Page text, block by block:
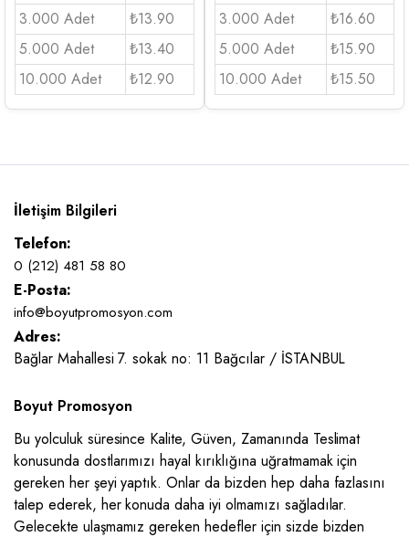
3.000 Adet
₺13.90
5.000 Adet
₺13.40
10.000 Adet
₺12.90
3.000 Adet
₺16.60
5.000 Adet
₺15.90
10.000 Adet
₺15.50
İletişim Bilgileri
Telefon:
0 (212) 481 58 80
E-Posta:
info@boyutpromosyon.com
Adres:
Bağlar Mahallesi 7. sokak no: 11 Bağcılar / İSTANBUL
Boyut Promosyon
Bu yolculuk süresince Kalite, Güven, Zamanında Teslimat
konusunda dostlarımızı hayal kırıklığına uğratmamak için
gereken her şeyi yaptık. Onlar da bizden hep daha fazlasını
talep ederek, her konuda daha iyi olmamızı sağladılar.
Gelecekte ulaşmamız gereken hedefler için sizde bizden